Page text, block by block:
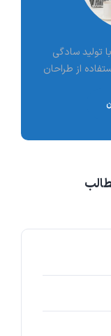
تولید سادگی
از طراحان